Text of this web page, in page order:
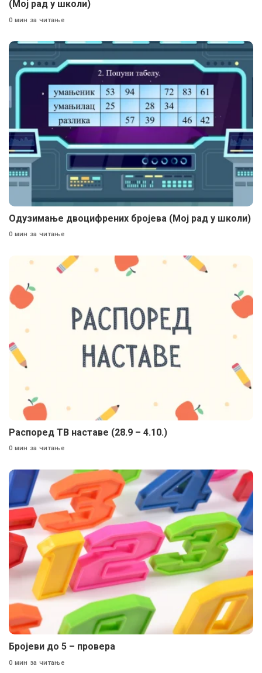
(Мој рад у школи)
0 мин за читање
Одузимање двоцифрених бројева (Мој рад у школи)
0 мин за читање
Распоред ТВ наставе (28.9 – 4.10.)
0 мин за читање
Бројеви до 5 – провера
0 мин за читање